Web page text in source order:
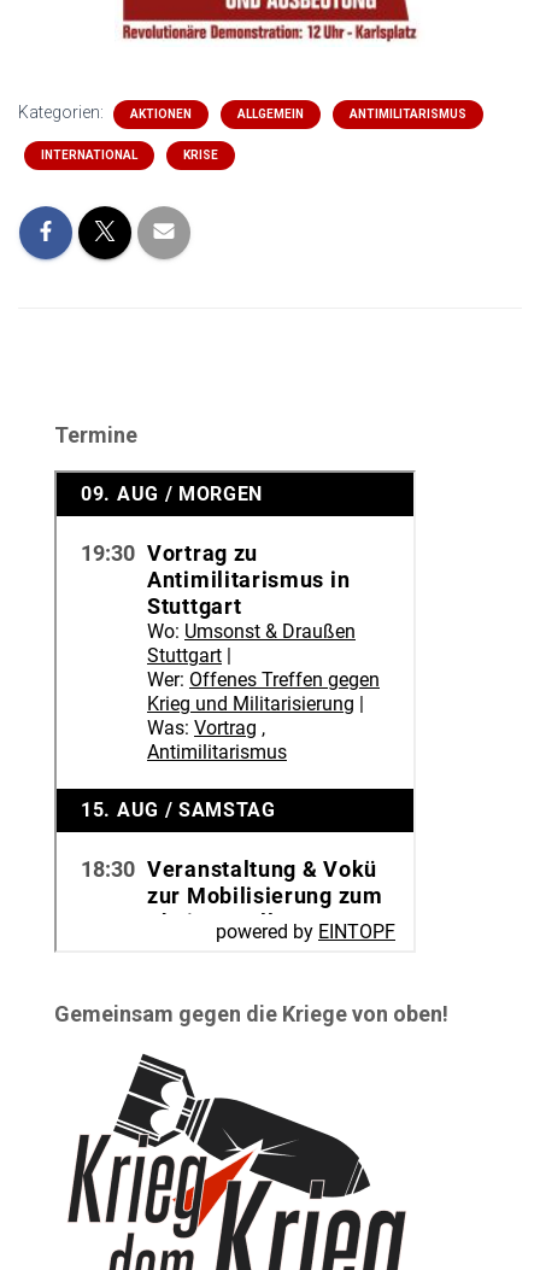
Kategorien: AKTIONEN ALLGEMEIN ANTIMILITARISMUS
INTERNATIONAL KRISE
Termine
Gemeinsam gegen die Kriege von oben!